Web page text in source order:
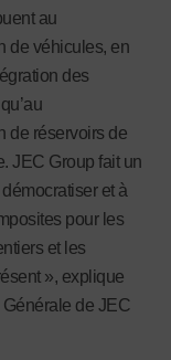
au
de véhicules, en
des
de réservoirs de
JEC Group fait un
et à
pour les
et les
», explique
de JEC